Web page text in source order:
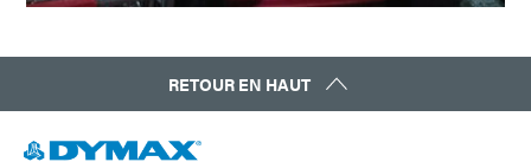
RETOUR EN HAUT